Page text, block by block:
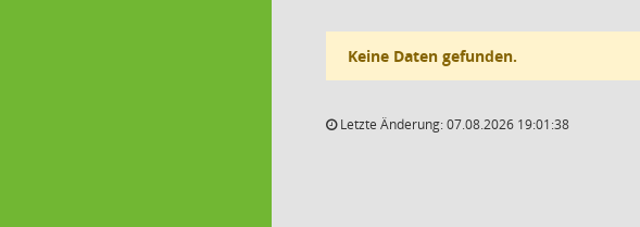
Keine Daten gefunden.
Letzte Änderung: 07.08.2026 19:01:38